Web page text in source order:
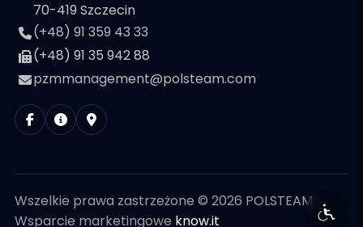
70-419 Szczecin
(+48) 91 359 43 33
(+48) 91 35 942 88
pzmmanagement@polsteam.com
Wszelkie prawa zastrzeżone © 2026 POLSTEAM
Wsparcie marketingowe know.it